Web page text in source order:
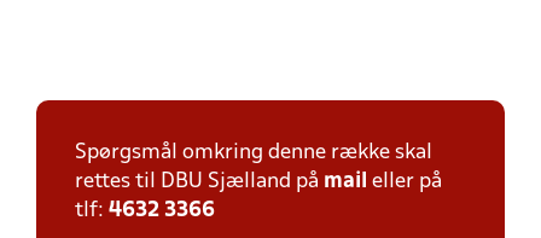
Spørgsmål omkring denne række skal
rettes til DBU Sjælland på mail eller på
tlf: 4632 3366